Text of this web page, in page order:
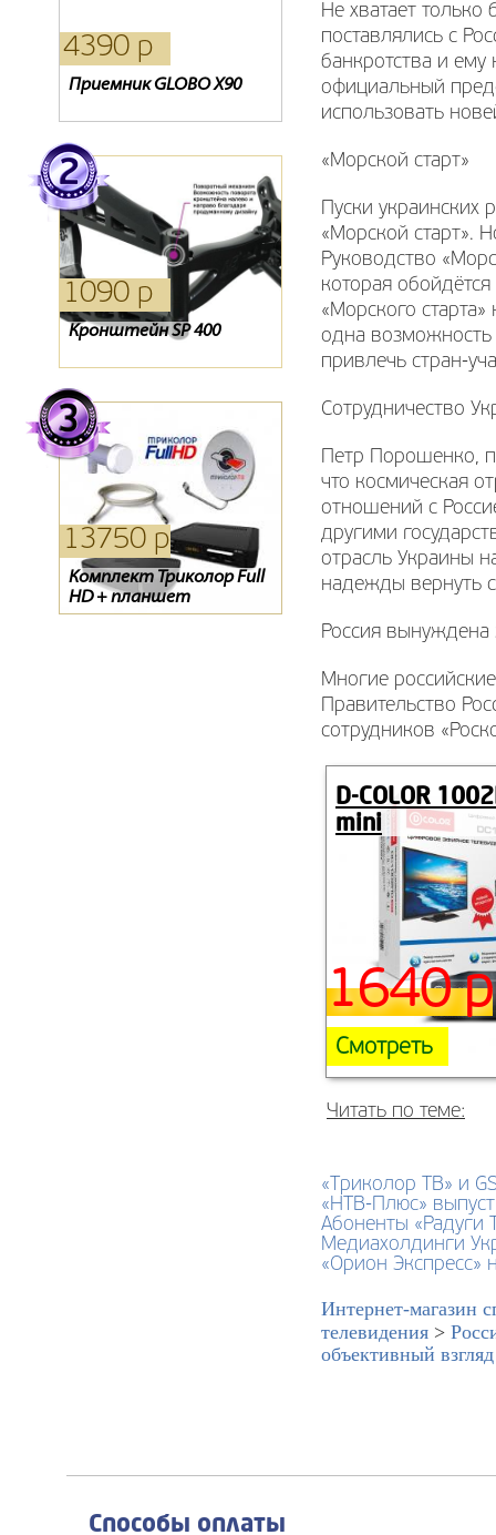
4390 р
Приемник GLOBO X90
1530 р
Ресивер ORIEL 751
1090 р
Кронштейн диагонали
1090 р
Кронштейн SP 400
0 р
Карта доступа Триколор
3730 р
CAM-модуль Телекарта
13750 р
Комплект Триколор Full
HD + планшет
830 р
Конвертер спутниковый
GI-202
390 р
Конвертор спутниковый
GI-201
Не хватает только
поставлялись с
банкротства и
официальный
использовать
«Морской старт»
Пуски украинских
«Морской старт».
Руководство
которая
«Морского
одна возможность
привлечь стран-
Сотрудничество
Петр Порошенко,
что космическая
отношений с
другими
отрасль Украины
надежды вернуть
Россия вынуждена
Многие
Правительство
сотрудников
D-COLOR
mini
Смотреть
1640 р
Читать по теме:
«Триколор ТВ» и
«НТВ-Плюс»
Абоненты «Радуги
Медиахолдинги
«Орион Экспресс»
Интернет-магазин
телевидения >
объективный
Способы оплаты